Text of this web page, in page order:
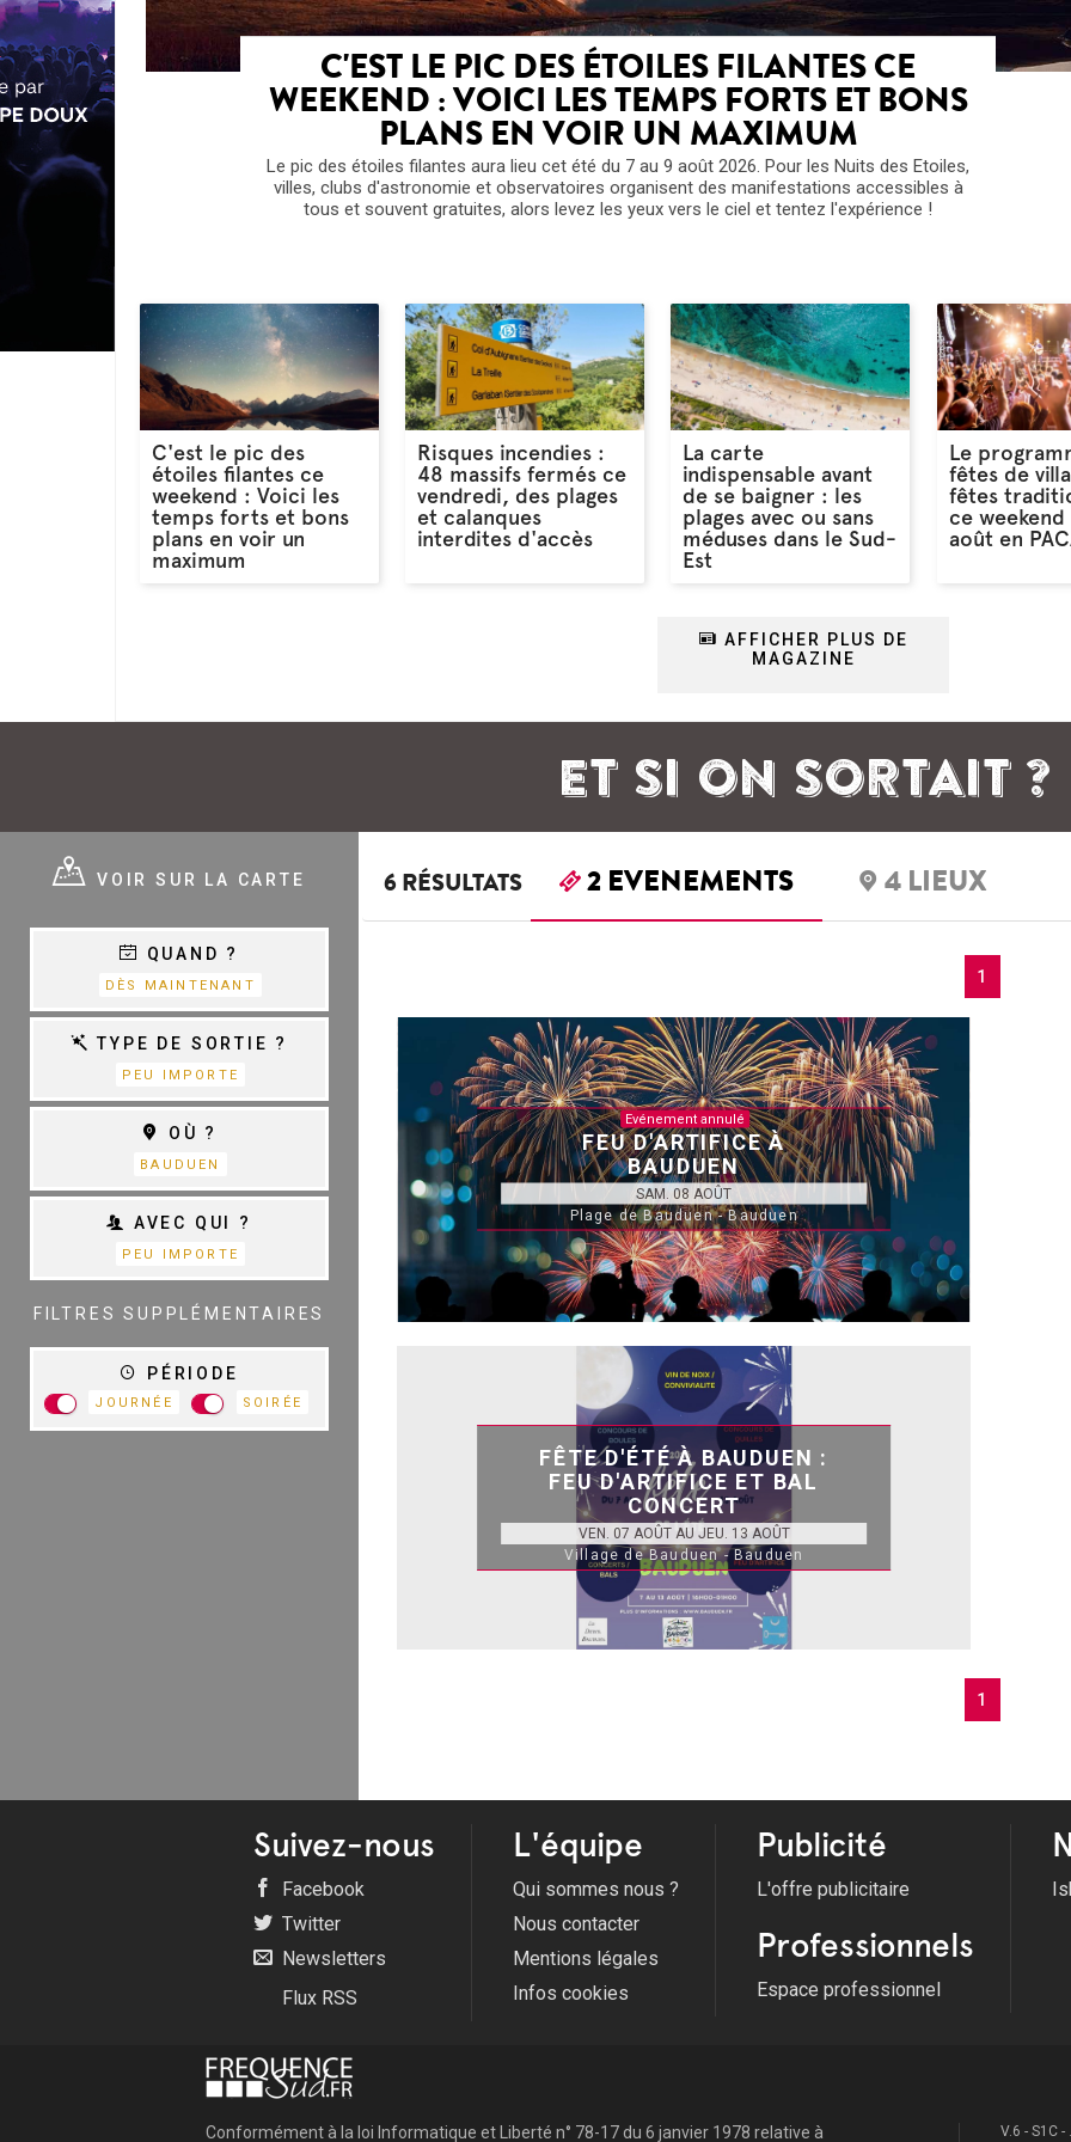
C'EST LE PIC DES ÉTOILES FILANTES CE
WEEKEND : VOICI LES TEMPS FORTS ET BONS
PLANS EN VOIR UN MAXIMUM
Le pic des étoiles filantes aura lieu cet été du 7 au 9 août 2026. Pour les Nuits des Etoiles,
villes, clubs d'astronomie et observatoires organisent des manifestations accessibles à
tous et souvent gratuites, alors levez les yeux vers le ciel et tentez l'expérience !
C'est le pic des
étoiles filantes ce
weekend : Voici les
temps forts et bons
plans en voir un
maximum
Risques incendies :
48 massifs fermés ce
vendredi, des plages
et calanques
interdites d'accès
La carte
indispensable avant
de se baigner : les
plages avec ou sans
méduses dans le Sud-
Est
Le
fêtes de
fêtes
ce
août en
AFFICHER PLUS DE
MAGAZINE
ET SI ON SORTAIT ?
VOIR SUR LA CARTE
QUAND ?
DÈS MAINTENANT
TYPE DE SORTIE ?
PEU IMPORTE
OÙ ?
BAUDUEN
AVEC QUI ?
PEU IMPORTE
FILTRES SUPPLÉMENTAIRES
PÉRIODE
JOURNÉE SOIRÉE
CHANSON &
TOUTES LES
6 RÉSULTATS 2 EVENEMENTS 4 LIEUX
1
Evénement annulé
FEU D'ARTIFICE À
BAUDUEN
SAM. 08 AOÛT
Plage de Bauduen - Bauduen
FÊTE D'ÉTÉ À BAUDUEN :
FEU D'ARTIFICE ET BAL
CONCERT
VEN. 07 AOÛT AU JEU. 13 AOÛT
Village de Bauduen - Bauduen
1
Suivez-nous
Facebook
Twitter
Newsletters
Flux RSS
L'équipe
Qui sommes nous ?
Nous contacter
Mentions légales
Infos cookies
Publicité
L'offre publicitaire
Professionnels
Espace professionnel
Conformément à la loi Informatique et Liberté n° 78-17 du 6 janvier 1978 relative à V.6 - S1C